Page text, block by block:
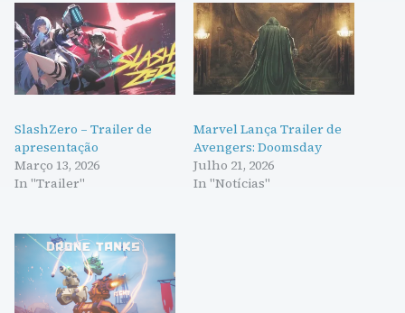
SlashZero – Trailer de
apresentação
Março 13, 2026
In "Trailer"
Marvel Lança Trailer de
Avengers: Doomsday
Julho 21, 2026
In "Notícias"